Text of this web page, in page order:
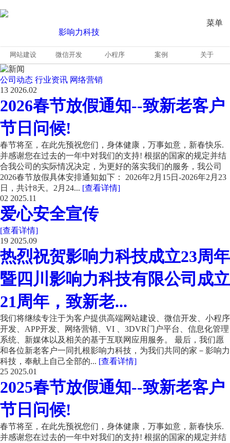
菜单
网站建设 微信开发 小程序 案例 关于
公司动态 行业资讯 网络营销
13 2026.02
2026春节放假通知--致新老客户
节日问候!
春节将至，在此先预祝您们，身体健康，万事如意，新春快乐.
并感谢您在过去的一年中对我们的支持! 根据的国家的规定并结
合我公司的实际情况决定，为更好的落实我们的服务，我公司
2026春节放假具体安排通知如下： 2026年2月15日-2026年2月23
日，共计8天。2月24... [查看详情]
02 2025.11
爱心安全宣传
[查看详情]
19 2025.09
热烈祝贺影响力科技成立23周年
暨四川影响力科技有限公司成立
21周年，致新老...
我们将继续专注于为客户提供高端网站建设、微信开发、小程序
开发、APP开发、网络营销、VI 、3DVR门户平台、信息化管理
系统、新媒体以及相关的基于互联网应用服务。 最后，我们愿
和各位新老客户一同扎根影响力科技，为我们共同的家－影响力
科技，奉献上自己全部的... [查看详情]
25 2025.01
2025春节放假通知--致新老客户
节日问候!
春节将至，在此先预祝您们，身体健康，万事如意，新春快乐.
并感谢您在过去的一年中对我们的支持! 根据的国家的规定并结